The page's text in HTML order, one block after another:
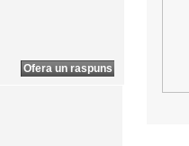
Ofera un raspuns